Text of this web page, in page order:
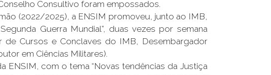
Consultivo foram empossados.
(2022/2025), a ENSIM promoveu, junto ao IMB,
Guerra Mundial”, duas vezes por semana
de Cursos e Conclaves do IMB, Desembargador
em Ciências Militares).
ENSIM, com o tema “Novas tendências da Justiça